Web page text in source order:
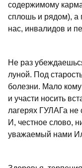
содержимому
сплошь и рядом), а
нас, инвалидов и
Не раз
луной. Под
болезни. Мало кому
и участи носить
лагерях ГУЛАГа не
И, честное слово,
уважаемый нами